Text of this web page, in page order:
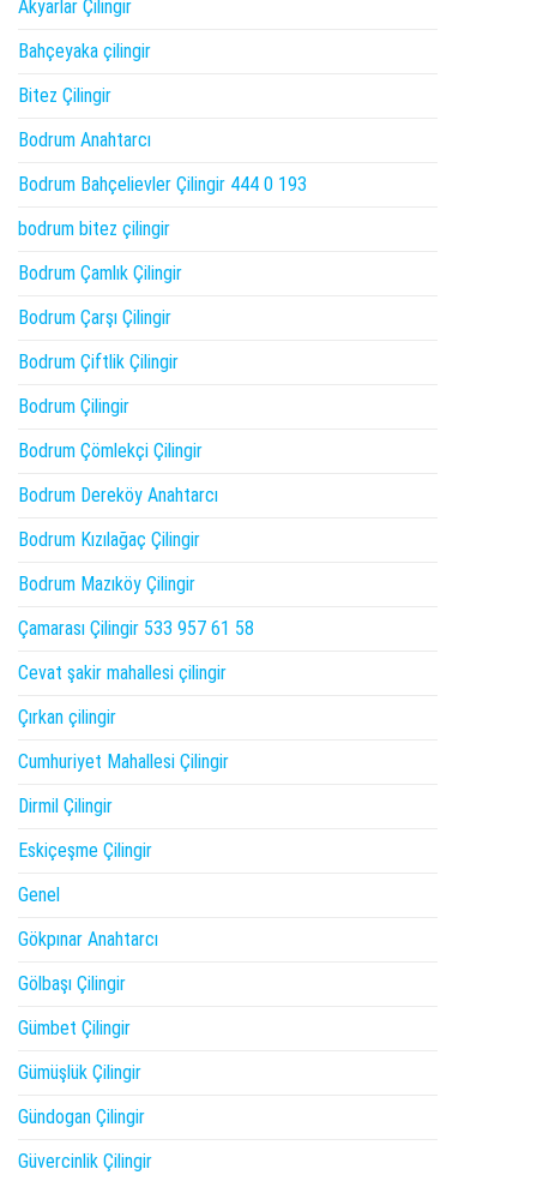
Akyarlar Çilingir
Bahçeyaka çilingir
Bitez Çilingir
Bodrum Anahtarcı
Bodrum Bahçelievler Çilingir 444 0 193
bodrum bitez çilingir
Bodrum Çamlık Çilingir
Bodrum Çarşı Çilingir
Bodrum Çiftlik Çilingir
Bodrum Çilingir
Bodrum Çömlekçi Çilingir
Bodrum Dereköy Anahtarcı
Bodrum Kızılağaç Çilingir
Bodrum Mazıköy Çilingir
Çamarası Çilingir 533 957 61 58
Cevat şakir mahallesi çilingir
Çırkan çilingir
Cumhuriyet Mahallesi Çilingir
Dirmil Çilingir
Eskiçeşme Çilingir
Genel
Gökpınar Anahtarcı
Gölbaşı Çilingir
Gümbet Çilingir
Gümüşlük Çilingir
Gündogan Çilingir
Güvercinlik Çilingir